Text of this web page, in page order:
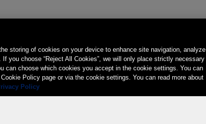
storing of cookies on your device to enhance site navigation, analyze
you choose “Reject All Cookies”, we will only place strictly necessary
can choose which cookies you accept in the cookie settings. You can
Policy page or via the cookie settings. You can read more about
Policy